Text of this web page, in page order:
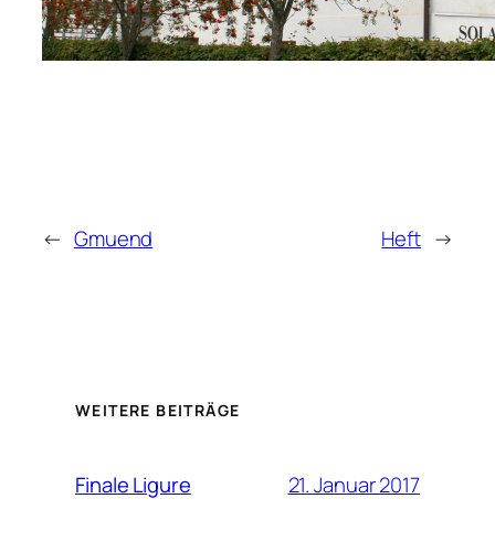
← Gmuend Heft →
WEITERE BEITRÄGE
Finale Ligure 21. Januar 2017